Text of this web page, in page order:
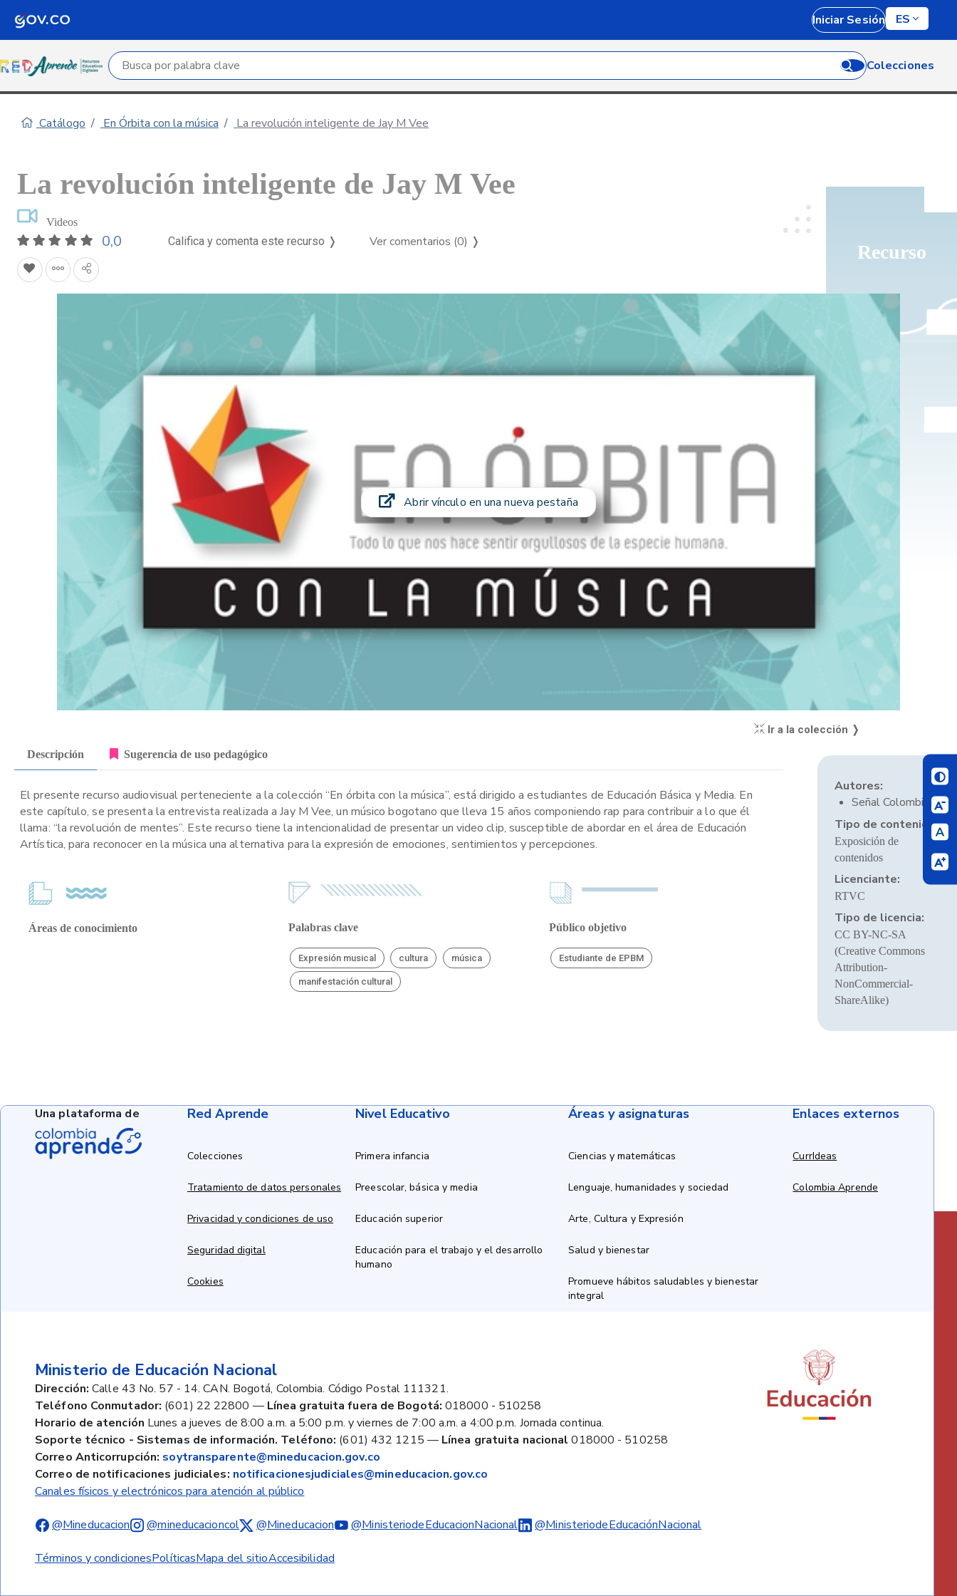
Iniciar Sesión ES
Campo de búsqueda por palabra clave Colecciones
Catálogo En Órbita con la música La revolución inteligente de Jay M Vee
Recurso
La revolución inteligente de Jay M Vee
Videos
0,0 Califica y comenta este recurso ❭ Ver comentarios (0) ❭
Abrir vínculo en una nueva pestaña
Ir a la colección ❭
Descripción Sugerencia de uso pedagógico
El presente recurso audiovisual perteneciente a la colección “En órbita con la música”, está dirigido a estudiantes de Educación Básica y Media. En
este capítulo, se presenta la entrevista realizada a Jay M Vee, un músico bogotano que lleva 15 años componiendo rap para contribuir a lo que él
llama: “la revolución de mentes”. Este recurso tiene la intencionalidad de presentar un video clip, susceptible de abordar en el área de Educación
Artística, para reconocer en la música una alternativa para la expresión de emociones, sentimientos y percepciones.
Áreas de conocimiento Palabras clave
Expresión musical cultura música
manifestación cultural
Público objetivo
Estudiante de EPBM
Autores:
Señal Colombia
Tipo de contenido:
Exposición de
contenidos
Licenciante:
RTVC
Tipo de licencia:
CC BY-NC-SA
(Creative Commons
Attribution-
NonCommercial-
ShareAlike)
Red Aprende
Colecciones
Tratamiento de datos personales
Privacidad y condiciones de uso
Seguridad digital
Cookies
Nivel Educativo
Primera infancia
Preescolar, básica y media
Educación superior
Educación para el trabajo y el desarrollo
humano
Áreas y asignaturas
Ciencias y matemáticas
Lenguaje, humanidades y sociedad
Arte, Cultura y Expresión
Salud y bienestar
Promueve hábitos saludables y bienestar
integral
Enlaces externos
CurrIdeas
Colombia Aprende
Ministerio de Educación Nacional
Dirección: Calle 43 No. 57 - 14. CAN. Bogotá, Colombia. Código Postal 111321.
Teléfono Conmutador: (601) 22 22800 — Línea gratuita fuera de Bogotá: 018000 - 510258
Horario de atención Lunes a jueves de 8:00 a.m. a 5:00 p.m. y viernes de 7:00 a.m. a 4:00 p.m. Jornada continua.
Soporte técnico - Sistemas de información. Teléfono: (601) 432 1215 — Línea gratuita nacional 018000 - 510258
Correo Anticorrupción: soytransparente@mineducacion.gov.co
Correo de notificaciones judiciales: notificacionesjudiciales@mineducacion.gov.co
Canales físicos y electrónicos para atención al público
@Mineducacion @mineducacioncol @Mineducacion @MinisteriodeEducacionNacional @MinisteriodeEducaciónNacional
Términos y condicionesPolíticasMapa del sitioAccesibilidad
Una plataforma de